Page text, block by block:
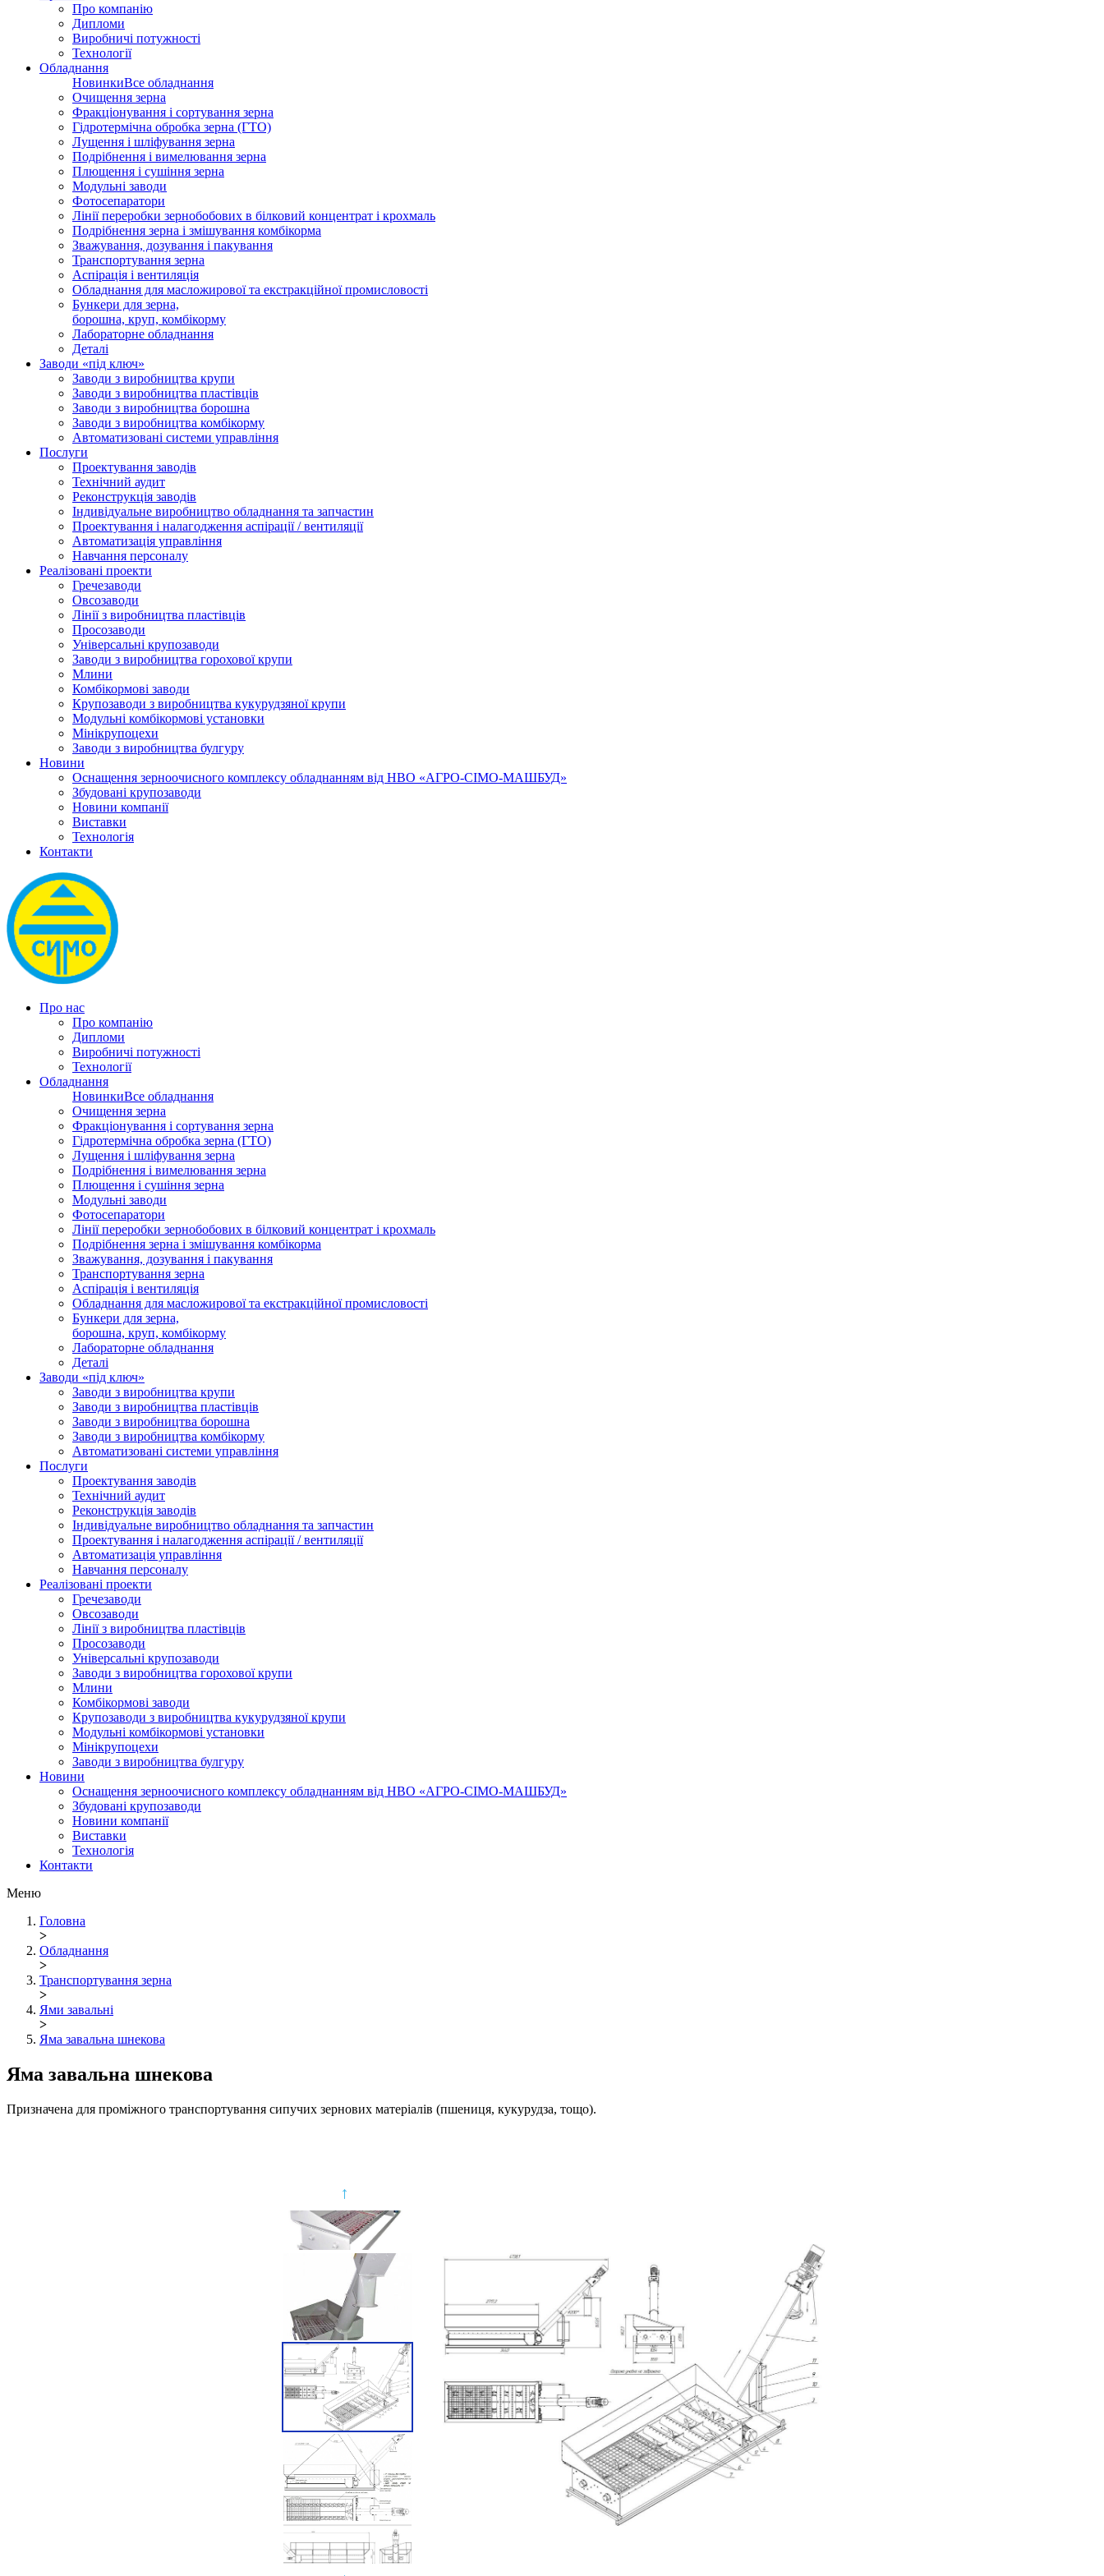
Про компанію
Дипломи
Виробничі потужності
Технології
Обладнання
НовинкиВсе обладнання
Очищення зерна
Фракціонування і сортування зерна
Гідротермічна обробка зерна (ГТО)
Лущення і шліфування зерна
Подрібнення і вимелювання зерна
Плющення і сушіння зерна
Модульні заводи
Фотосепаратори
Лінії переробки зернобобових в білковий концентрат і крохмаль
Подрібнення зерна і змішування комбікорма
Зважування, дозування і пакування
Транспортування зерна
Аспірація і вентиляція
Обладнання для масложирової та екстракційної промисловості
Бункери для зерна,
борошна, круп, комбікорму
Лабораторне обладнання
Деталі
Заводи «під ключ»
Заводи з виробництва крупи
Заводи з виробництва пластівців
Заводи з виробництва борошна
Заводи з виробництва комбікорму
Автоматизовані системи управління
Послуги
Проектування заводів
Технічний аудит
Реконструкція заводів
Індивідуальне виробництво обладнання та запчастин
Проектування і налагодження аспірації / вентиляції
Автоматизація управління
Навчання персоналу
Реалізовані проекти
Гречезаводи
Овсозаводи
Лінії з виробництва пластівців
Просозаводи
Універсальні крупозаводи
Заводи з виробництва горохової крупи
Млини
Комбікормові заводи
Крупозаводи з виробництва кукурудзяної крупи
Модульні комбікормові установки
Мінікрупоцехи
Заводи з виробництва булгуру
Новини
Оснащення зерноочисного комплексу обладнанням від НВО «АГРО-СІМО-МАШБУД»
Збудовані крупозаводи
Новини компанії
Виставки
Технологія
Контакти
Про нас
Про компанію
Дипломи
Виробничі потужності
Технології
Обладнання
НовинкиВсе обладнання
Очищення зерна
Фракціонування і сортування зерна
Гідротермічна обробка зерна (ГТО)
Лущення і шліфування зерна
Подрібнення і вимелювання зерна
Плющення і сушіння зерна
Модульні заводи
Фотосепаратори
Лінії переробки зернобобових в білковий концентрат і крохмаль
Подрібнення зерна і змішування комбікорма
Зважування, дозування і пакування
Транспортування зерна
Аспірація і вентиляція
Обладнання для масложирової та екстракційної промисловості
Бункери для зерна,
борошна, круп, комбікорму
Лабораторне обладнання
Деталі
Заводи «під ключ»
Заводи з виробництва крупи
Заводи з виробництва пластівців
Заводи з виробництва борошна
Заводи з виробництва комбікорму
Автоматизовані системи управління
Послуги
Проектування заводів
Технічний аудит
Реконструкція заводів
Індивідуальне виробництво обладнання та запчастин
Проектування і налагодження аспірації / вентиляції
Автоматизація управління
Навчання персоналу
Реалізовані проекти
Гречезаводи
Овсозаводи
Лінії з виробництва пластівців
Просозаводи
Універсальні крупозаводи
Заводи з виробництва горохової крупи
Млини
Комбікормові заводи
Крупозаводи з виробництва кукурудзяної крупи
Модульні комбікормові установки
Мінікрупоцехи
Заводи з виробництва булгуру
Новини
Оснащення зерноочисного комплексу обладнанням від НВО «АГРО-СІМО-МАШБУД»
Збудовані крупозаводи
Новини компанії
Виставки
Технологія
Контакти
Меню
Головна
>
Обладнання
>
Транспортування зерна
>
Ями завальні
>
Яма завальна шнекова
Яма завальна шнекова
Призначена для проміжного транспортування сипучих зернових матеріалів (пшениця, кукурудза, тощо).